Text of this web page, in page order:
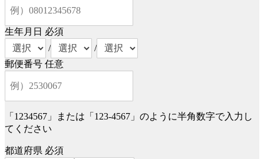
生年月日 必須
/
/
郵便番号 任意
「1234567」または「123-4567」のように半角数字で入力し
てください
都道府県 必須